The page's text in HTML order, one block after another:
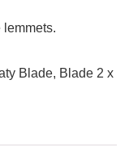
Blade, Blade 2 x